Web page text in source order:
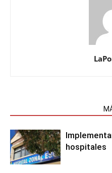
hospitales